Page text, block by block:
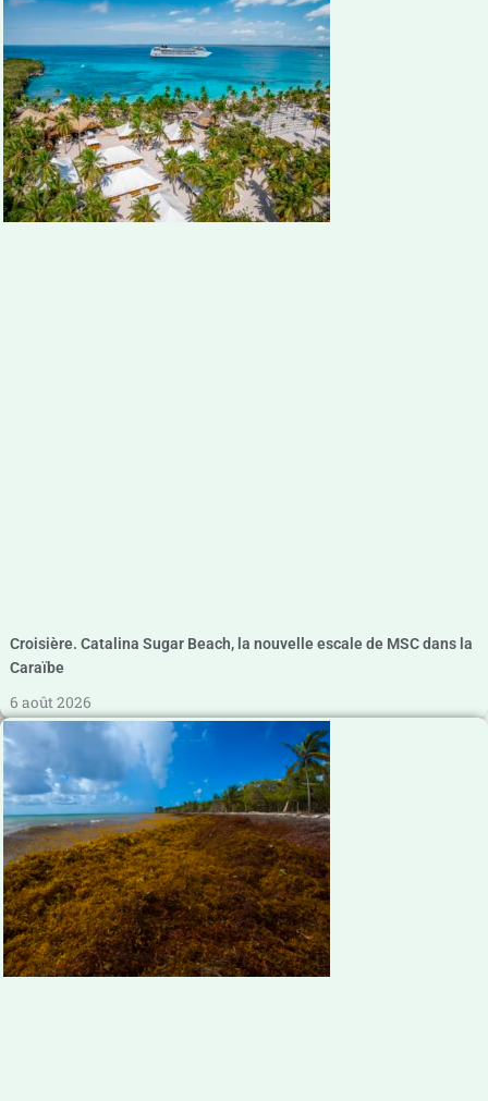
Croisière. Catalina Sugar Beach, la nouvelle escale de MSC dans la
Caraïbe
6 août 2026